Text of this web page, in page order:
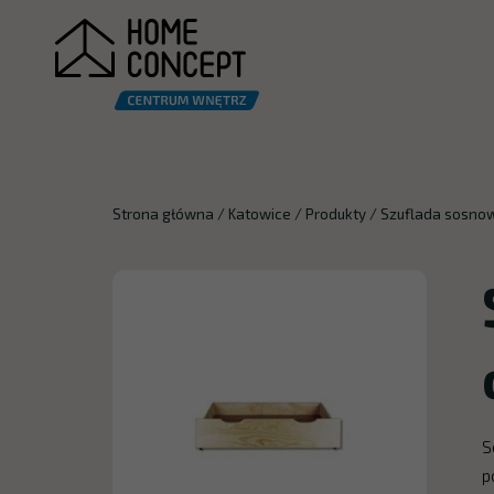
Strona główna / Katowice /Produkty / Szuflada